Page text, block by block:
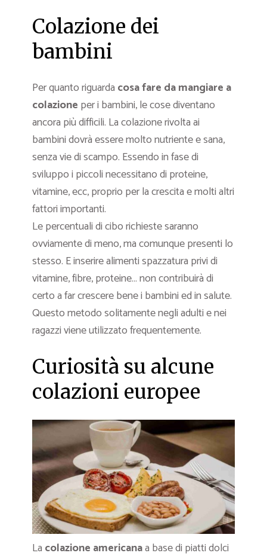
Colazione dei
bambini
Per quanto riguarda cosa fare da mangiare a
colazione per i bambini, le cose diventano
ancora più difficili. La colazione rivolta ai
bambini dovrà essere molto nutriente e sana,
senza vie di scampo. Essendo in fase di
sviluppo i piccoli necessitano di proteine,
vitamine, ecc, proprio per la crescita e molti altri
fattori importanti.
Le percentuali di cibo richieste saranno
ovviamente di meno, ma comunque presenti lo
stesso. E inserire alimenti spazzatura privi di
vitamine, fibre, proteine… non contribuirà di
certo a far crescere bene i bambini ed in salute.
Questo metodo solitamente negli adulti e nei
ragazzi viene utilizzato frequentemente.
Curiosità su alcune
colazioni europee
La colazione americanaa base di piatti dolci